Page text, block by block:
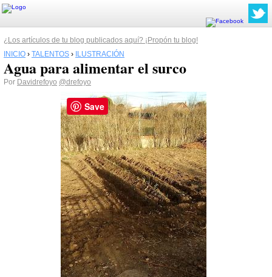
¿Los artículos de tu blog publicados aquí? ¡Propón tu blog!
INICIO › TALENTOS › ILUSTRACIÓN
Agua para alimentar el surco
Por Davidrefoyo @drefoyo
Save